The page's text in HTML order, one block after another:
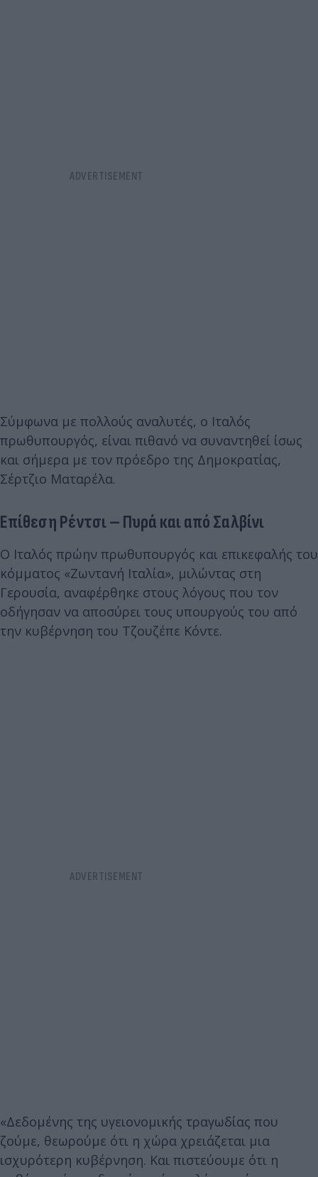
Σύμφωνα με πολλούς αναλυτές, ο Ιταλός
πρωθυπουργός, είναι πιθανό να συναντηθεί ίσως
και σήμερα με τον πρόεδρο της Δημοκρατίας,
Σέρτζιο Ματαρέλα.
Επίθεση Ρέντσι – Πυρά και από Σαλβίνι
Ο Ιταλός πρώην πρωθυπουργός και επικεφαλής του
κόμματος «Ζωντανή Ιταλία», μιλώντας στη
Γερουσία, αναφέρθηκε στους λόγους που τον
οδήγησαν να αποσύρει τους υπουργούς του από
την κυβέρνηση του Τζουζέπε Κόντε.
«Δεδομένης της υγειονομικής τραγωδίας που
ζούμε, θεωρούμε ότι η χώρα χρειάζεται μια
ισχυρότερη κυβέρνηση. Και πιστεύουμε ότι η